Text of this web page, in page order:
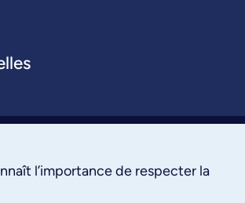
l’importance de respecter la